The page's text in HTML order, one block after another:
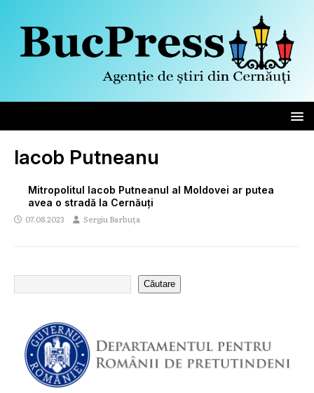
Iacob Putneanu
Mitropolitul Iacob Putneanul al Moldovei ar putea
avea o stradă la Cernăuți
07.08.2023 Sergiu Barbuța
Căutare